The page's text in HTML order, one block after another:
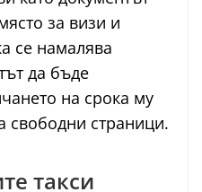
за визи и
се намалява
да бъде
на срока му
свободни страници.
такси